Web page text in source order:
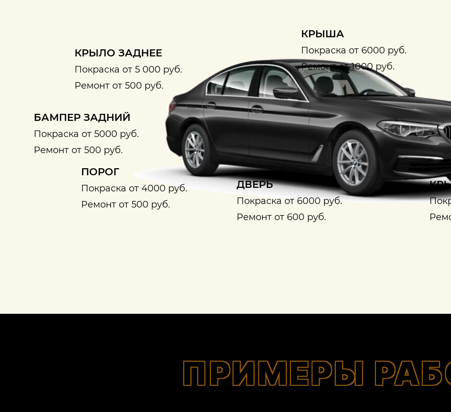
КРЫША
Покраска от 6000 руб.
Ремонт от 1000 руб.
КРЫЛО ЗАДНЕЕ
Покраска от 5 000 руб.
Ремонт от 500 руб.
БАМПЕР ЗАДНИЙ
Покраска от 5000 руб.
Ремонт от 500 руб.
ПОРОГ
Покраска от 4000 руб.
Ремонт от 500 руб.
ДВЕРЬ
Покраска от 6000 руб.
Ремонт от 600 руб.
ПРИМЕРЫ